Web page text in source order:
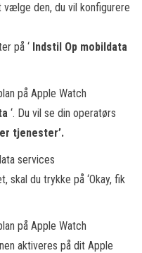
vælge den, du vil konfigurere
på ‘ Indstil Op mobildata
‘. Du vil se din operatørs
tjenester’.
skal du trykke på ‘Okay, fik
aktiveres på dit Apple